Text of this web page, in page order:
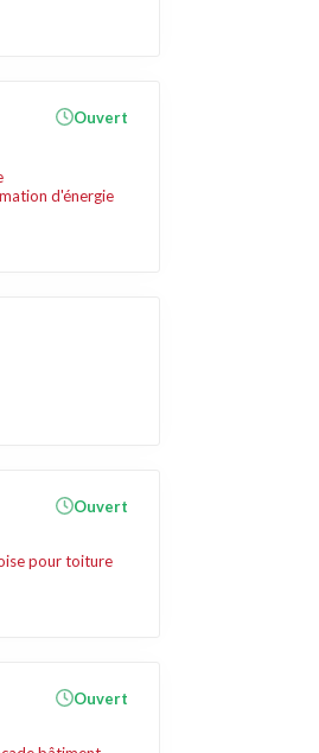
d'énergie
Ouvert
pour toiture
Ouvert
Ouvert